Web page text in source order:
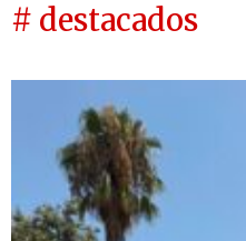
# destacados